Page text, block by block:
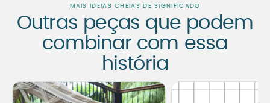
MAIS IDEIAS CHEIAS DE SIGNIFICADO
Outras peças que podem
combinar com essa
história